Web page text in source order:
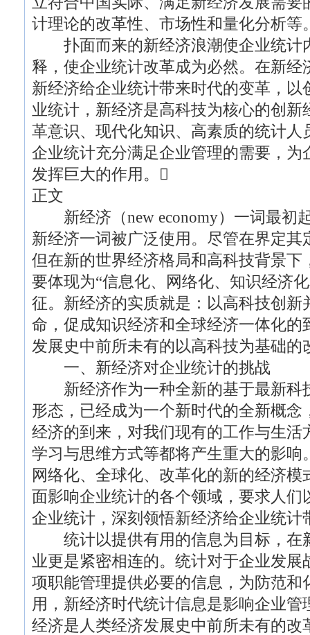
计理论的改革性、市场性和量化分析等
扑面而来的新经济浪潮使企业统计
释，使企业统计改革成为必然。在新经
新经济给企业统计带来时代的变革，以
业统计，新经济是高科技为核心的创新
革意识、现代化知识、高素质的统计人
企业统计充分满足企业管理的需要，为
发挥巨大的作用。
正文
新经济（new economy）一词最初
新经济一词被广泛使用。尽管在界定其
但在新的世界经济格局和高科技背景下
要体现为“信息化、网络化、知识经济
征。新经济的实质就是：以高科技创新
命，促成知识经济和全球经济一体化的
发展史中前所未有的以高科技为基础的
一、新经济对企业统计的挑战
新经济作为一种全新的基于最新科
形态，已经成为一个新时代的全新概念
经济的到来，对我们现有的工作与生活
学习与思维方式等都将产生重大的影响
网络化、全球化、改革化的新的经济
面影响企业统计的各个领域，要求人们
企业统计，深刻领悟新经济给企业统计
统计以提供有用的信息为目标，在
业更是紧密相连的。统计对于企业发展
项职能管理提供必要的信息，为防范和
用，新经济时代统计信息是影响企业
经济是人类经济发展史中前所未有的改